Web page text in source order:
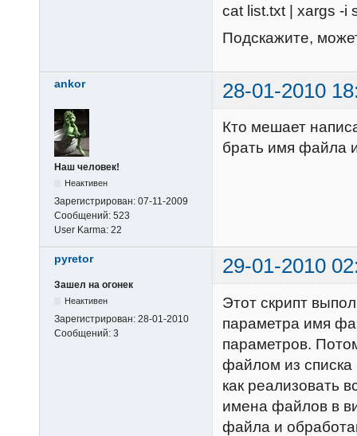
cat list.txt | xargs -i
Подскажите,
ankor 28-01-2010
Наш человек!
Неактивен
Зарегистрирован: 07-11-2009
Сообщений: 523
User Karma: 22
Кто мешает
брать имя файла
pyretor 29-01-2010
Зашел на огонек
Неактивен
Зарегистрирован: 28-01-2010
Сообщений: 3
Этот скрипт
параметра имя
параметров.
файлом из списка
как реализовать
имена файлов в
файла и